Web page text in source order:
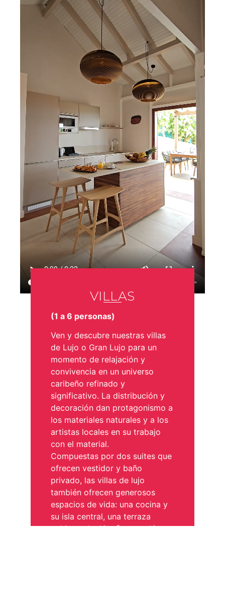
VILLAS
(1 a 6 personas)
Ven y descubre nuestras villas
de Lujo o Gran Lujo para un
momento de relajación y
convivencia en un universo
caribeño refinado y
significativo. La distribución y
decoración dan protagonismo a
los materiales naturales y a los
artistas locales en su trabajo
con el material.
Compuestas por dos suites que
ofrecen vestidor y baño
privado, las villas de lujo
también ofrecen generosos
espacios de vida: una cocina y
su isla central, una terraza
cubierta de 40 m² y su salón